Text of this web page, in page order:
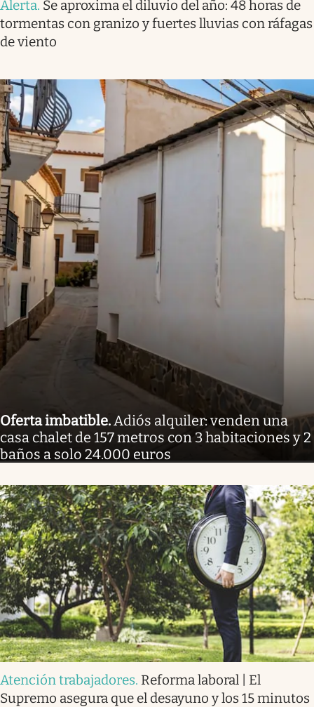
Alerta. Se aproxima el diluvio del año: 48 horas de
tormentas con granizo y fuertes lluvias con ráfagas
de viento
Oferta imbatible.Adiós alquiler: venden una
casa chalet de 157 metros con 3 habitaciones y 2
baños a solo 24.000 euros
Atención trabajadores. Reforma laboral | El
Supremo asegura que el desayuno y los 15 minutos